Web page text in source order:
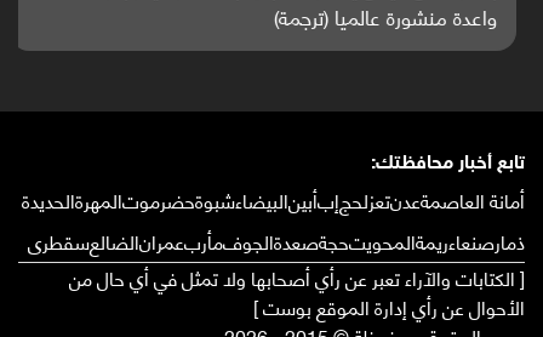
واعدة منشورة عالميا (ترجمة)
تابع أخبار محافظتك:
أمانة العاصمةعدنتعزلحجإبأبينالبيضاءشبوةحضرموتالمهرةالحديدة
ذمارصنعاءريمةالمحويتحجةصعدةالجوفمأربعمرانالضالعسقطرى
[ الكتابات والآراء تعبر عن رأي أصحابها ولا تمثل في أي حال من
الأحوال عن رأي إدارة الموقع بوست ]